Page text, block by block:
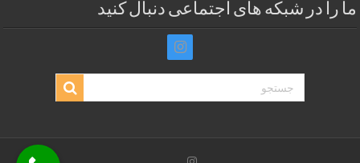
ما را در شبکه های اجتماعی دنبال کنید